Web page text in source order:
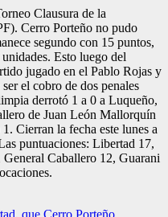
Clausura de la
Cerro Porteño no pudo
segundo con 15 puntos,
Esto luego del
jugado en el Pablo Rojas y
el cobro de dos penales
derrotó 1 a 0 a Luqueño,
de Juan León Mallorquín
Cierran la fecha este lunes a
puntuaciones: Libertad 17,
Caballero 12, Guarani